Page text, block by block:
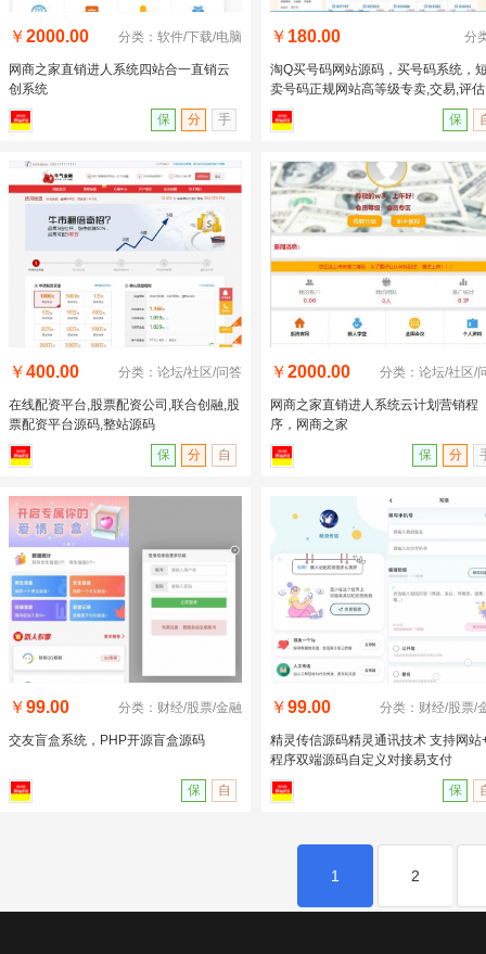
￥2000.00 分类：软件/下载/电脑
网商之家直销进人系统四站合一直销云
创系统
保
分 手
￥ 180.00 分
淘Q买号码网站源码，买号码系统，
卖号码正规网站高等级专卖,交易,评
站源码程序
保
￥400.00 分类：论坛/社区/问答
在线配资平台,股票配资公司,联合创融,股
票配资平台源码,整站源码
保
分 自
￥2000.00 分类：论坛/社区/
网商之家直销进人系统云计划营销程
序，网商之家
保
分
￥99.00 分类：财经/股票/金融
交友盲盒系统，PHP开源盲盒源码
保 自
￥99.00 分类：财经/股票/
精灵传信源码精灵通讯技术 支持网站
程序双端源码自定义对接易支付
保
1 2